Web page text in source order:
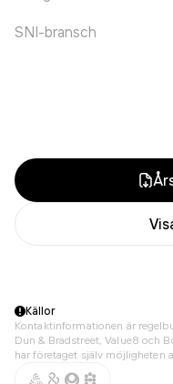
SNI-bransch
Källor
Kontaktinformationen är
Dun & Bradstreet, Value8 och
har företaget själv möjligheten